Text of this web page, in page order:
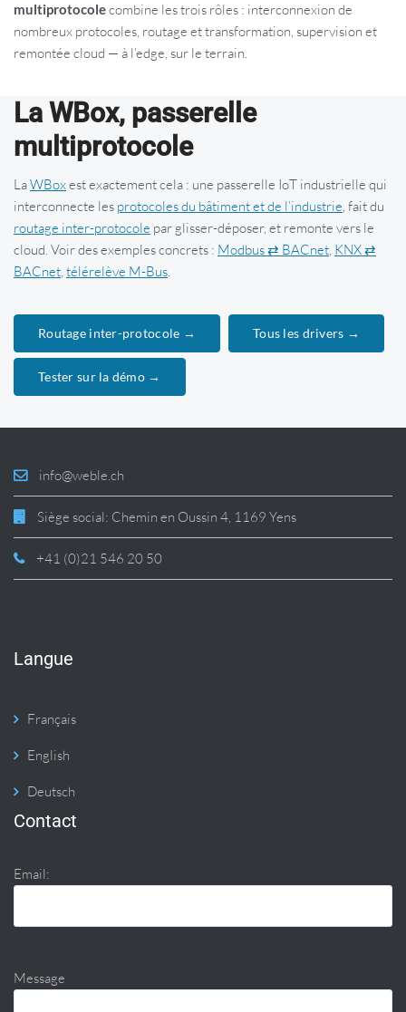
multiprotocolecombine les trois rôles : interconnexion de
nombreux protocoles, routage et transformation, supervision et
remontée cloud — à l’edge, sur le terrain.
La WBox, passerelle
multiprotocole
LaWBoxest exactement cela : une passerelle IoT industrielle qui
interconnecte les protocoles du bâtiment et de l’industrie, fait du
routage inter-protocole par glisser-déposer, et remonte vers le
cloud. Voir des exemples concrets : Modbus ⇄ BACnet, KNX ⇄
BACnet, télérelève M-Bus.
Routage inter-protocole → Tous les drivers →
Tester sur la démo →
info@weble.ch
Siège social: Chemin en Oussin 4, 1169 Yens
+41 (0)21 546 20 50
Langue
Français
English
Deutsch
Contact
Email:
Message